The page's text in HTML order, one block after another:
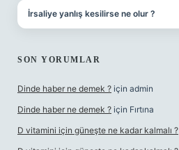
İrsaliye yanlış kesilirse ne olur ?
SON YORUMLAR
Dinde haber ne demek ? için admin
Dinde haber ne demek ? için Fırtına
D vitamini için güneşte ne kadar kalmalı ?